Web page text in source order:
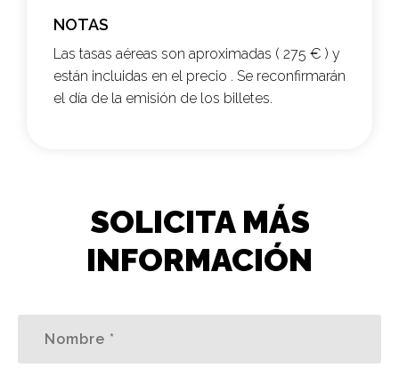
NOTAS
Las tasas aéreas son aproximadas ( 275 € ) y
están incluidas en el precio . Se reconfirmarán
el día de la emisión de los billetes.
SOLICITA MÁS
INFORMACIÓN